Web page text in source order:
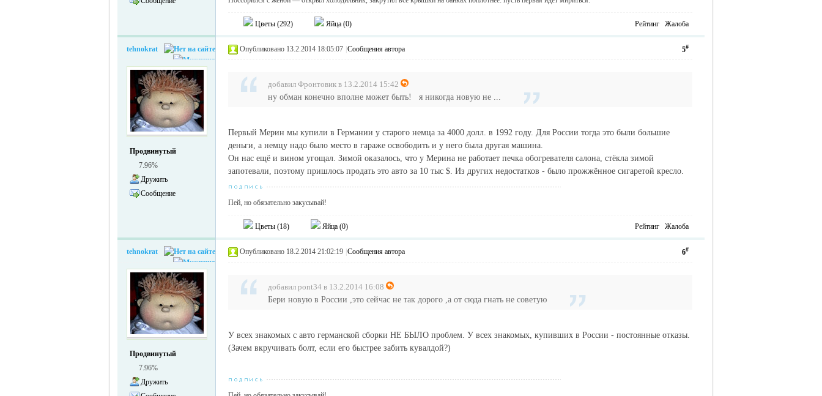
Цветы (292) Яйца (0) Рейтинг Жалоба
tehnokrat
Продвинутый
7.96%
Дружить
Сообщение
5#
Опубликовано 13.2.2014 18:05:07 Сообщения автора
добавил Фронтовик в 13.2.2014 15:42
ну обман конечно вполне может быть! я никогда новую не ...
Первый Мерин мы купили в Германии у старого немца за 4000 долл. в 1992 году. Для России тогда это были большие
деньги, а немцу надо было место в гараже освободить и у него была другая машина.
Он нас ещё и вином угощал. Зимой оказалось, что у Мерина не работает печка обогревателя салона, стёкла зимой
запотевали, поэтому пришлось продать это авто за 10 тыс $. Из других недостатков - было прожжённое сигаретой кресло.
Пей, но обязательно закусывай!
Цветы (18) Яйца (0) Рейтинг Жалоба
tehnokrat
Продвинутый
7.96%
Дружить
6#
Опубликовано 18.2.2014 21:02:19 Сообщения автора
добавил pont34 в 13.2.2014 16:08
Бери новую в России ,это сейчас не так дорого ,а от сюда гнать не советую
У всех знакомых с авто германской сборки НЕ БЫЛО проблем. У всех знакомых, купивших в России - постоянные отказы.
(Зачем вкручивать болт, если его быстрее забить кувалдой?)